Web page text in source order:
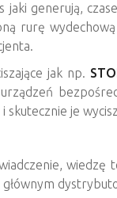
jaki generują,
rurę
jak np.
je
wiedzę